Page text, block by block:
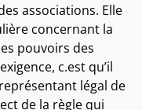
associations. Elle
concernant la
pouvoirs des
c.est qu’il
légal de
de la règle qui